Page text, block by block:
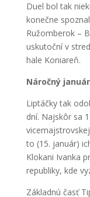
Duel bol tak
konečne
Ružomberok –
uskutoční v
hale Koniareň.
Náročný
Liptáčky tak
dní. Najskôr sa
to (15. január)
Klokani Ivanka
republiky, kde
Základnú časť